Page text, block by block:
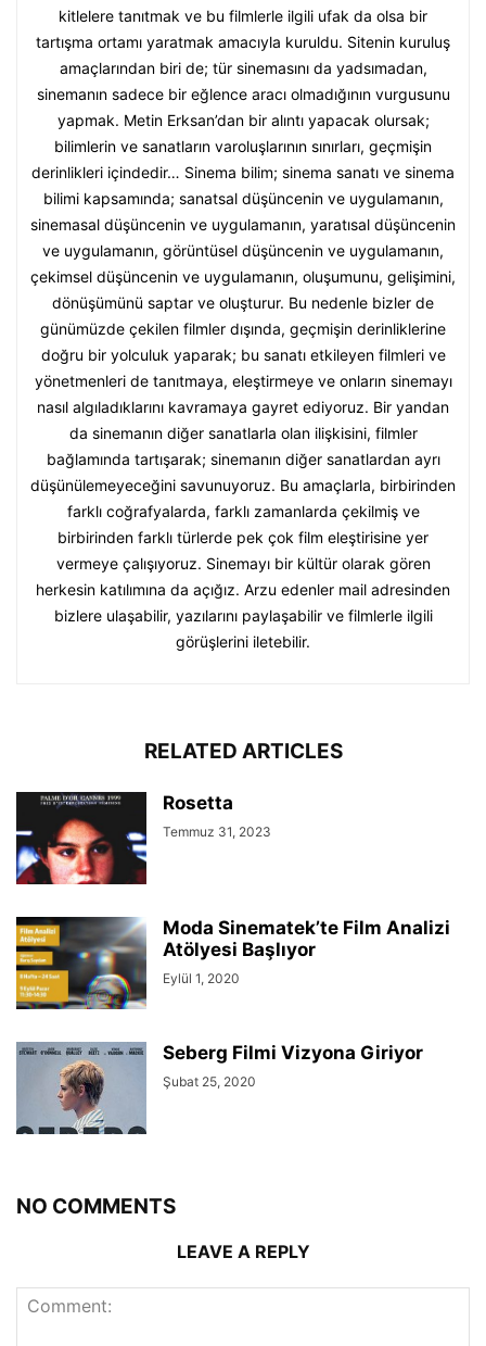
kitlelere tanıtmak ve bu filmlerle ilgili ufak da olsa bir
tartışma ortamı yaratmak amacıyla kuruldu. Sitenin kuruluş
amaçlarından biri de; tür sinemasını da yadsımadan,
sinemanın sadece bir eğlence aracı olmadığının vurgusunu
yapmak. Metin Erksan’dan bir alıntı yapacak olursak;
bilimlerin ve sanatların varoluşlarının sınırları, geçmişin
derinlikleri içindedir… Sinema bilim; sinema sanatı ve sinema
bilimi kapsamında; sanatsal düşüncenin ve uygulamanın,
sinemasal düşüncenin ve uygulamanın, yaratısal düşüncenin
ve uygulamanın, görüntüsel düşüncenin ve uygulamanın,
çekimsel düşüncenin ve uygulamanın, oluşumunu, gelişimini,
dönüşümünü saptar ve oluşturur. Bu nedenle bizler de
günümüzde çekilen filmler dışında, geçmişin derinliklerine
doğru bir yolculuk yaparak; bu sanatı etkileyen filmleri ve
yönetmenleri de tanıtmaya, eleştirmeye ve onların sinemayı
nasıl algıladıklarını kavramaya gayret ediyoruz. Bir yandan
da sinemanın diğer sanatlarla olan ilişkisini, filmler
bağlamında tartışarak; sinemanın diğer sanatlardan ayrı
düşünülemeyeceğini savunuyoruz. Bu amaçlarla, birbirinden
farklı coğrafyalarda, farklı zamanlarda çekilmiş ve
birbirinden farklı türlerde pek çok film eleştirisine yer
vermeye çalışıyoruz. Sinemayı bir kültür olarak gören
herkesin katılımına da açığız. Arzu edenler mail adresinden
bizlere ulaşabilir, yazılarını paylaşabilir ve filmlerle ilgili
görüşlerini iletebilir.
RELATED ARTICLES
Rosetta
Temmuz 31, 2023
Moda Sinematek’te Film Analizi
Atölyesi Başlıyor
Eylül 1, 2020
Seberg Filmi Vizyona Giriyor
Şubat 25, 2020
NO COMMENTS
LEAVE A REPLY